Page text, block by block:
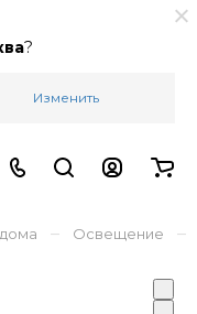
?
Изменить
– Освещение –